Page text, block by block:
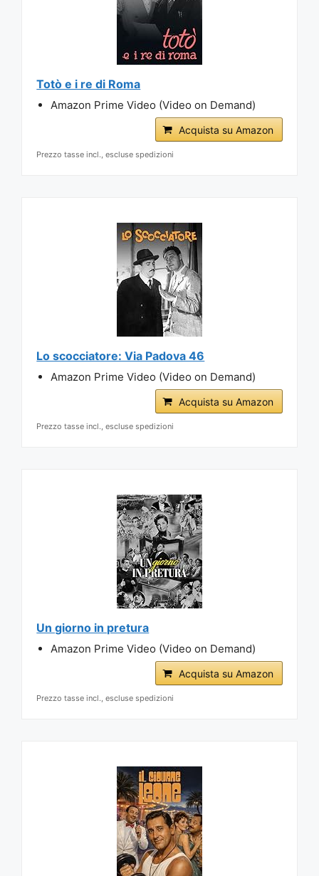
Totò e i re di Roma
Amazon Prime Video (Video on Demand)
Acquista su Amazon
Prezzo tasse incl., escluse spedizioni
Lo scocciatore: Via Padova 46
Amazon Prime Video (Video on Demand)
Acquista su Amazon
Prezzo tasse incl., escluse spedizioni
Un giorno in pretura
Amazon Prime Video (Video on Demand)
Acquista su Amazon
Prezzo tasse incl., escluse spedizioni